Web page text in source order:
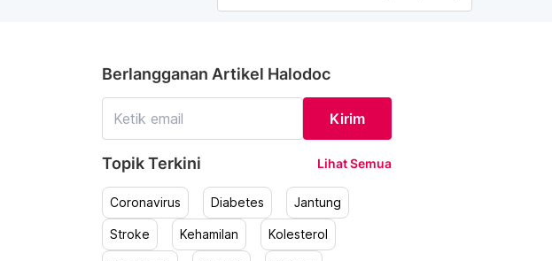
Berlangganan Artikel Halodoc
Kirim
Topik Terkini Lihat Semua
Coronavirus Diabetes Jantung
Stroke Kehamilan Kolesterol